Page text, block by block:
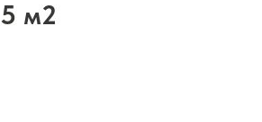
м2